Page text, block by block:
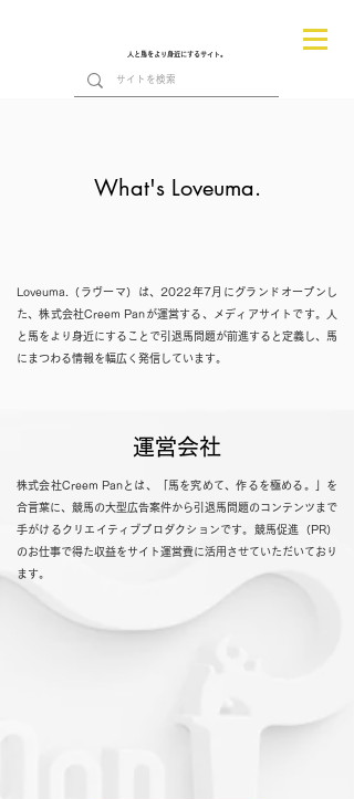
人と馬をより身近にするサイト。
What's Loveuma.
Loveuma.（ラヴーマ）は、2022年7月にグランドオープンし
た、株式会社Creem Panが運営する、メディアサイトです。人
と馬をより身近にすることで引退馬問題が前進すると定義し、馬
にまつわる情報を幅広く発信しています。
運営会社
株式会社Creem Panとは、「馬を究めて、作るを極める。」を
合言葉に、競馬の大型広告案件から引退馬問題のコンテンツまで
手がけるクリエイティブプロダクションです。競馬促進（PR）
のお仕事で得た収益をサイト運営費に活用させていただいており
ます。